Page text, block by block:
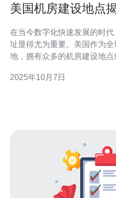
美国机房建设地点
在当今数字化快速发展的时
址显得尤为重要。美国作为
地，拥有众多的机房建设地
机房建设的地点选择指南。 首先，机房的地理位置至
2025年10月7日